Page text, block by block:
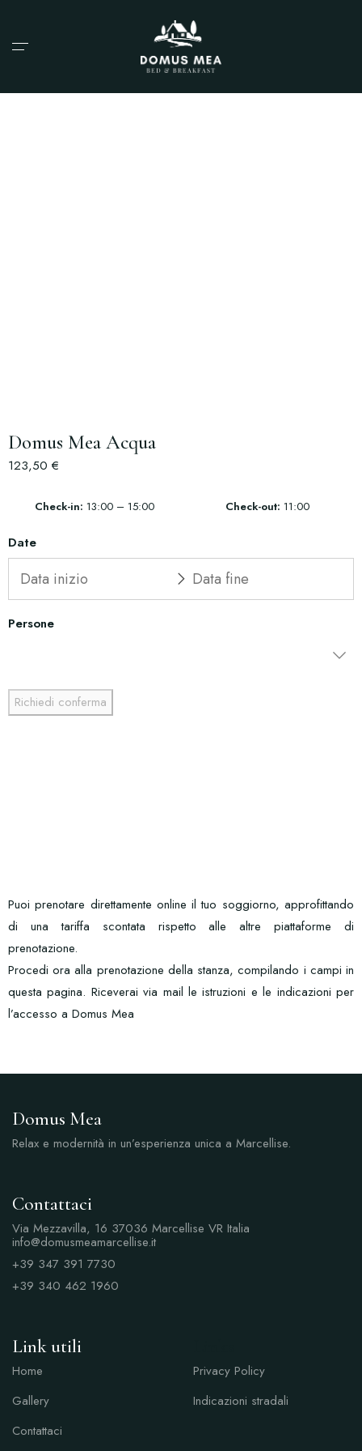
Domus Mea Acqua
123,50 €
Check-in 13:00 – 15:00 Check-out 11:00
Date
Persone
Richiedi conferma
Puoi prenotare direttamente online il tuo soggiorno, approfittando
di una tariffa scontata rispetto alle altre piattaforme di
prenotazione.
Procedi ora alla prenotazione della stanza, compilando i campi in
questa pagina. Riceverai via mail le istruzioni e le indicazioni per
l’accesso a Domus Mea
Domus Mea
Relax e modernità in un’esperienza unica a Marcellise.
Contattaci
Via Mezzavilla, 16 37036 Marcellise VR Italia
info@domusmeamarcellise.it
+39 347 391 7730
+39 340 462 1960
Link utili
Home
Gallery
Contattaci
Privacy Policy
Indicazioni stradali